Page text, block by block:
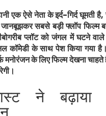
एक ऐसे नेता के इर्द-गिर्द घूमती
सबसे बड़ी फ्लॉप फिल्म
प्लॉट को जंगल में घटने वाले
कॉमेडी के साथ पेश किया गया है।
मनोरंजन के लिए फिल्म देखना
ने